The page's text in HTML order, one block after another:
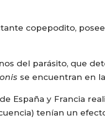
copepodito,
del parásito, que
se encuentran en
España y Francia
tenían un